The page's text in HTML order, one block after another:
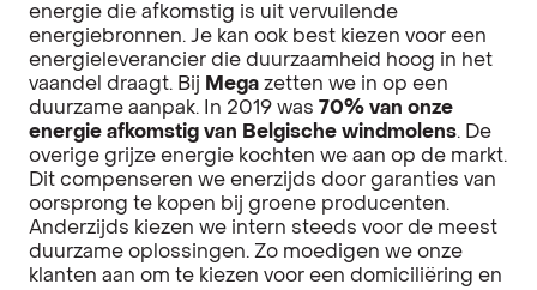
energie die afkomstig is uit vervuilende
energiebronnen. Je kan ook best kiezen voor een
energieleverancier die duurzaamheid hoog in het
vaandel draagt. Bij Mega zetten we in op een
duurzame aanpak. In 2019 was 70% van onze
energie afkomstig van Belgische windmolens. De
overige grijze energie kochten we aan op de markt.
Dit compenseren we enerzijds door garanties van
oorsprong te kopen bij groene producenten.
Anderzijds kiezen we intern steeds voor de meest
duurzame oplossingen. Zo moedigen we onze
klanten aan om te kiezen voor een domiciliëring en